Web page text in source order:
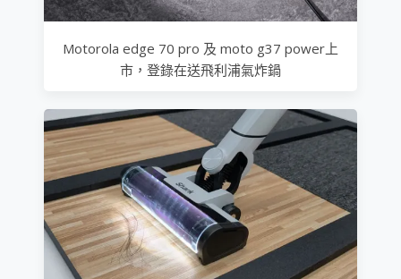
Motorola edge 70 pro 及 moto g37 power上
市，登錄在送飛利浦氣炸鍋